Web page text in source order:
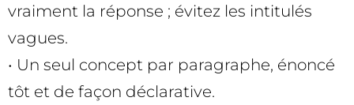
vraiment la réponse ; évitez les intitulés
vagues.
• Un seul concept par paragraphe, énoncé
tôt et de façon déclarative.